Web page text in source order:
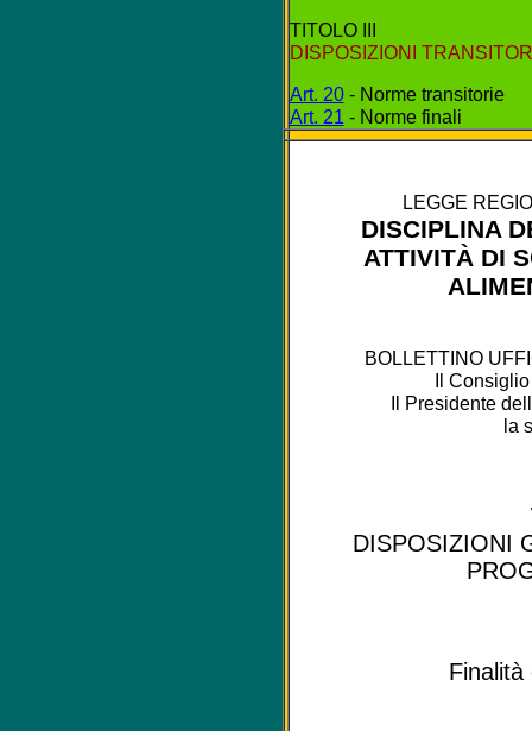
TITOLO III
DISPOSIZIONI
Art. 20- Norme transitorie
Art. 21 - Norme finali
LEGGE
DISCIPLINA
ATTIVITÀ DI
BOLLETTINO
Il
Il Presidente
la
DISPOSIZIONI
Finalità